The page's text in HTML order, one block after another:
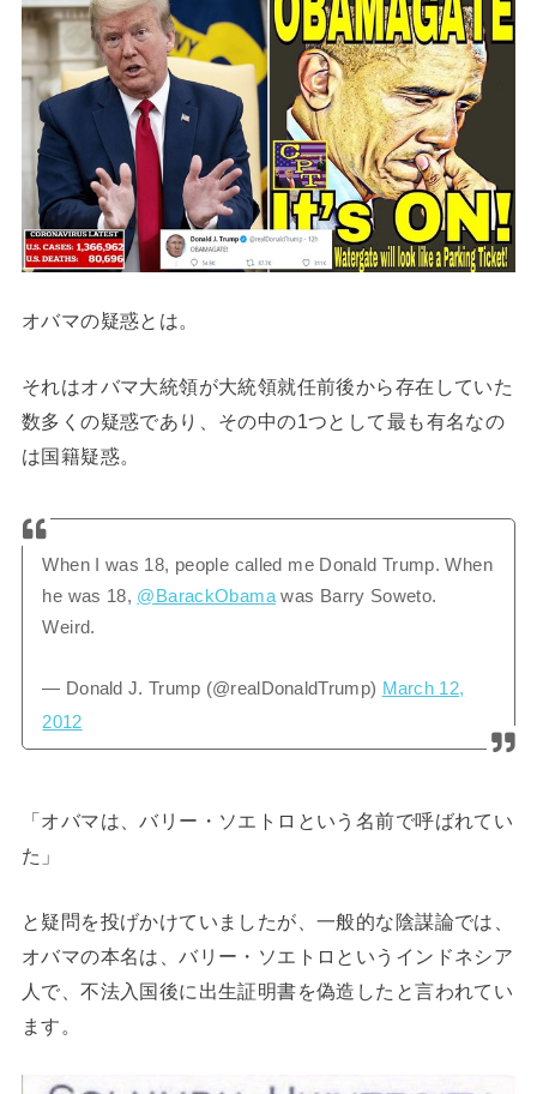
オバマの疑惑とは。
それはオバマ大統領が大統領就任前後から存在していた
数多くの疑惑であり、その中の1つとして最も有名なの
は国籍疑惑。
When I was 18, people called me Donald Trump. When
he was 18, @BarackObamawas Barry Soweto.
Weird.
— Donald J. Trump (@realDonaldTrump) March 12,
2012
「オバマは、バリー・ソエトロという名前で呼ばれてい
た」
と疑問を投げかけていましたが、一般的な陰謀論では、
オバマの本名は、バリー・ソエトロというインドネシア
人で、不法入国後に出生証明書を偽造したと言われてい
ます。